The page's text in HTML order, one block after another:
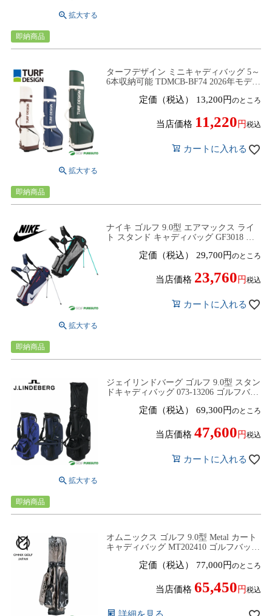
即納商品
ターフデザイン ミニキャディバッグ 5～
6本収納可能 TDMCB-BF74 2026年モデル
定価（税込） 13,200 のところ
当店価格 11,220 税込
カートに入れる
即納商品
ナイキ ゴルフ 9.0型 エアマックス ライ
ト スタンド キャディバッグ GF3018 ゴ
ドタイプ 2025年モデル NIKE GOLF
定価（税込） 29,700 のところ
当店価格 23,760 税込
カートに入れる
即納商品
ジェイリンドバーグ ゴルフ 9.0型 スタン
ドキャディバッグ 073-13206 ゴルフバッ
J.LINDEBERG GOLF
定価（税込） 69,300 のところ
当店価格 47,600 税込
カートに入れる
即納商品
オムニックス ゴルフ 9.0型 Metal カート
キャディバッグ MT202410 ゴルフバッグ
GOLF【■Ap■】定価（税込） 77,000 のところ
当店価格 65,450 税込